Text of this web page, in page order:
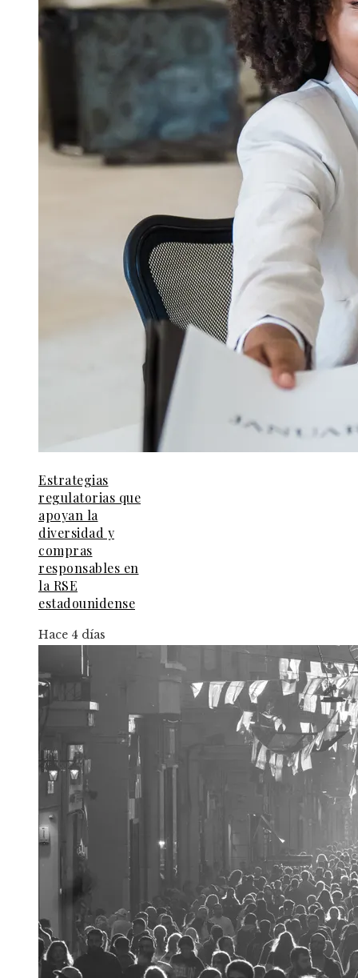
Estrategias
regulatorias que
apoyan la
diversidad y
compras
responsables en
la RSE
estadounidense
Hace 4 días